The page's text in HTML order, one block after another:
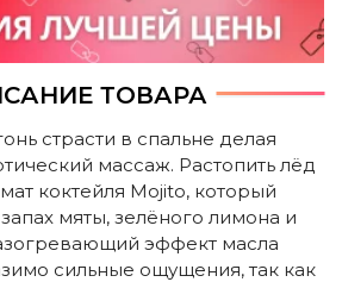
ТОВАРА
страсти в спальне делая
массаж. Растопить лёд
коктейля Mojito, который
мяты, зелёного лимона и
эффект масла
сильные ощущения, так как